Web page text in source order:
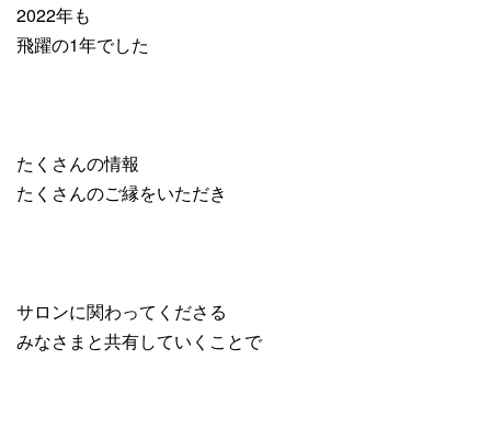
2022年も
飛躍の1年でした
たくさんの情報
たくさんのご縁をいただき
サロンに関わってくださる
みなさまと共有していくことで